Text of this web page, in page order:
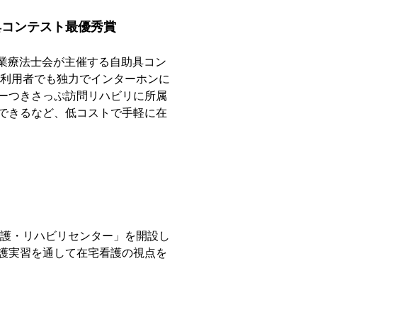
ンテスト最優秀賞
法士会が主催する自助具コン
用者でも独力でインターホンに
つきさっぷ訪問リハビリに所属
きるなど、低コストで手軽に在
・リハビリセンター」を開設し
実習を通して在宅看護の視点を